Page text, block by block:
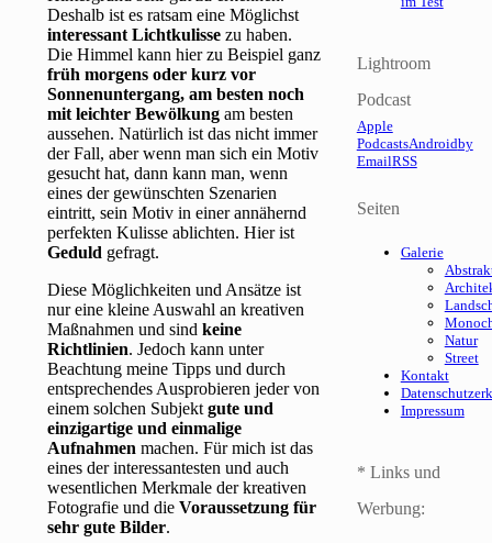
Deshalb ist es ratsam eine Möglichst
interessant Lichtkulisse zu haben.
Die Himmel kann hier zu Beispiel ganz
früh morgens oder kurz vor
Sonnenuntergang, am besten noch
mit leichter Bewölkung am besten
aussehen. Natürlich ist das nicht immer
der Fall, aber wenn man sich ein Motiv
gesucht hat, dann kann man, wenn
eines der gewünschten Szenarien
eintritt, sein Motiv in einer annähernd
perfekten Kulisse ablichten. Hier ist
Geduld gefragt.
Diese Möglichkeiten und Ansätze ist
nur eine kleine Auswahl an kreativen
Maßnahmen und sindkeine
Richtlinien. Jedoch kann unter
Beachtung meine Tipps und durch
entsprechendes Ausprobieren jeder von
einem solchen Subjektgute und
einzigartige und einmalige
Aufnahmen machen. Für mich ist das
eines der interessantesten und auch
wesentlichen Merkmale der kreativen
Fotografie und dieVoraussetzung für
sehr gute Bilder.
Lightroom
Podcast
Apple
PodcastsAndroidby
EmailRSS
Seiten
Galerie
Natur
Street
Kontakt
Impressum
* Links und
Werbung: